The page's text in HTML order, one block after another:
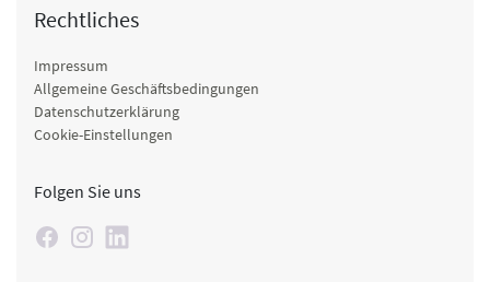
Rechtliches
Impressum
Allgemeine Geschäftsbedingungen
Datenschutzerklärung
Cookie-Einstellungen
Folgen Sie uns